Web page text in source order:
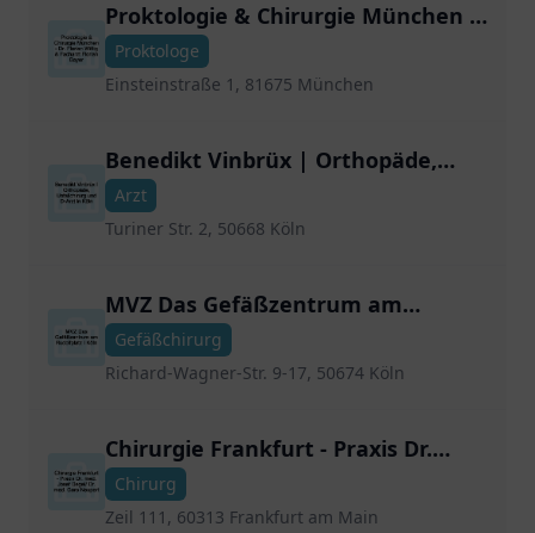
Proktologie & Chirurgie München -
Dr. Florian Wittig & Facharzt Florian
Bayer
Proktologe
Einsteinstraße 1, 81675 München
Benedikt Vinbrüx | Orthopäde,
Unfallchirurg und D-Arzt in Köln
Arzt
Turiner Str. 2, 50668 Köln
MVZ Das Gefäßzentrum am
Rudolfplatz I Köln
Gefäßchirurg
Richard-Wagner-Str. 9-17, 50674 Köln
Chirurgie Frankfurt - Praxis Dr.
med. Josef Degel/ Dr. med. Gero
Neupert
Chirurg
Zeil 111, 60313 Frankfurt am Main